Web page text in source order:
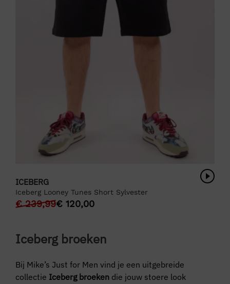
ICEBERG
Iceberg Looney Tunes Short Sylvester
€239,99€ 120,00
Iceberg broeken
Bij Mike’s Just for Men vind je een uitgebreide
collectie Iceberg broeken die jouw stoere look